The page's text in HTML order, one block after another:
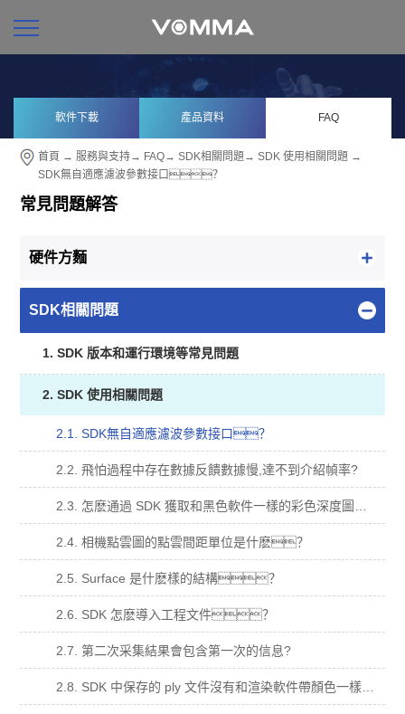
軟件下載 產品資料 FAQ
首頁 →服務與支持→ FAQ→SDK相關問題 →SDK 使用相關問題 →
SDK無自適應濾波參數接口？
常見問題解答
硬件方麵
SDK相關問題
1. SDK 版本和運行環境等常見問題
2. SDK 使用相關問題
2.1. SDK無自適應濾波參數接口？
2.2. 飛怕過程中存在數據反饋數據慢,達不到介紹幀率?
2.4. 相機點雲圖的點雲間距單位是什麽？
2.5. Surface 是什麽樣的結構？
2.6. SDK 怎麽導入工程文件？
2.7. 第二次采集結果會包含第一次的信息?